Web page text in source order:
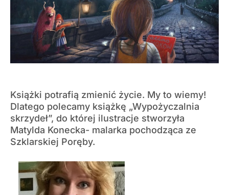
Książki potrafią zmienić życie. My to wiemy!
Dlatego polecamy książkę „Wypożyczalnia
skrzydeł”, do której ilustracje stworzyła
Matylda Konecka- malarka pochodząca ze
Szklarskiej Poręby.